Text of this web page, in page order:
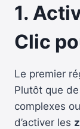
1.
Clic
Le premier
Plutôt que
complexes
d’activer les